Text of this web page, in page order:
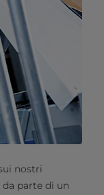
nostri
parte di un